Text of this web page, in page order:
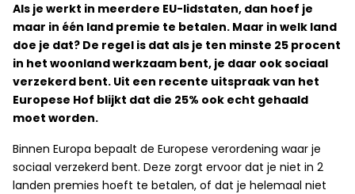
Als je werkt in meerdere EU-lidstaten, dan hoef je
maar in één land premie te betalen. Maar in welk land
doe je dat? De regel is dat als je ten minste 25 procent
in het woonland werkzaam bent, je daar ook sociaal
verzekerd bent. Uit een recente uitspraak van het
Europese Hof blijkt dat die 25% ook echt gehaald
moet worden.
Binnen Europa bepaalt de Europese verordening waar je
sociaal verzekerd bent. Deze zorgt ervoor dat je niet in 2
landen premies hoeft te betalen, of dat je helemaal niet